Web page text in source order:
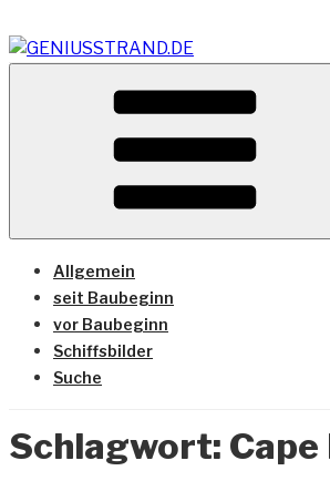
Inhalt
springen
Vom Geniusstrand zum
Allgemein
seit Baubeginn
vor Baubeginn
Schiffsbilder
Suche
Schlagwort: